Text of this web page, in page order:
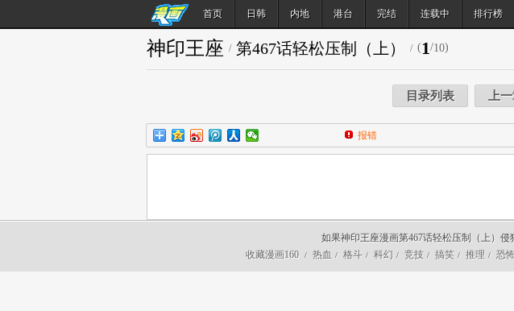
首页 日韩 内地 港台 完结 连载中 排行榜搜索
神印王座 / 第467话轻松压制（上） / (1/10)
目录列表 上
报错
如果神印王座漫画第467话轻松压制（上）
收藏漫画160
/ 热血 / 格斗 / 科幻 / 竞技 / 搞笑 / 推理 / 恐